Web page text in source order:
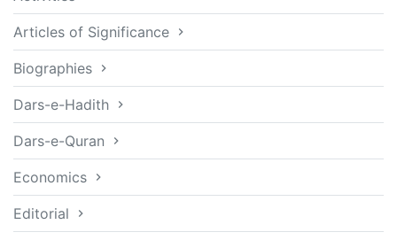
Articles of Significance
Biographies
Dars-e-Hadith
Dars-e-Quran
Economics
Editorial